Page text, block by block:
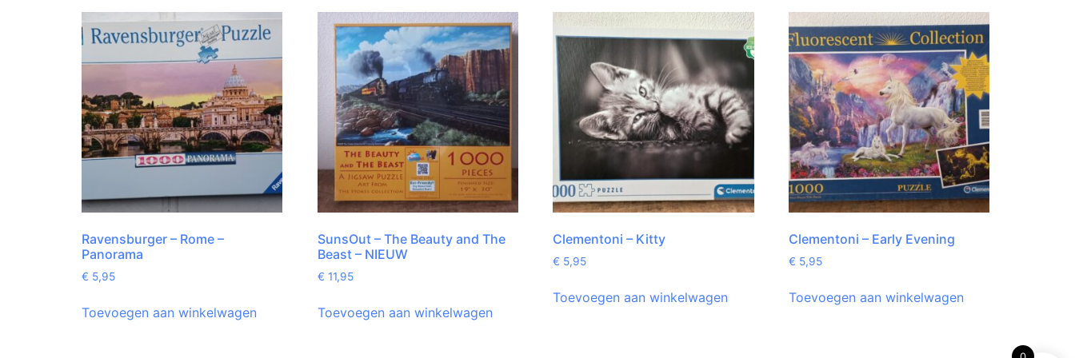
Ravensburger – Rome –
Panorama
€ 5,95
Toevoegen aan winkelwagen
SunsOut – The Beauty and The
Beast – NIEUW
€ 11,95
Toevoegen aan winkelwagen
Clementoni – Kitty
€ 5,95
Toevoegen aan winkelwagen
Clementoni – Early Evening
€ 5,95
Toevoegen aan winkelwagen